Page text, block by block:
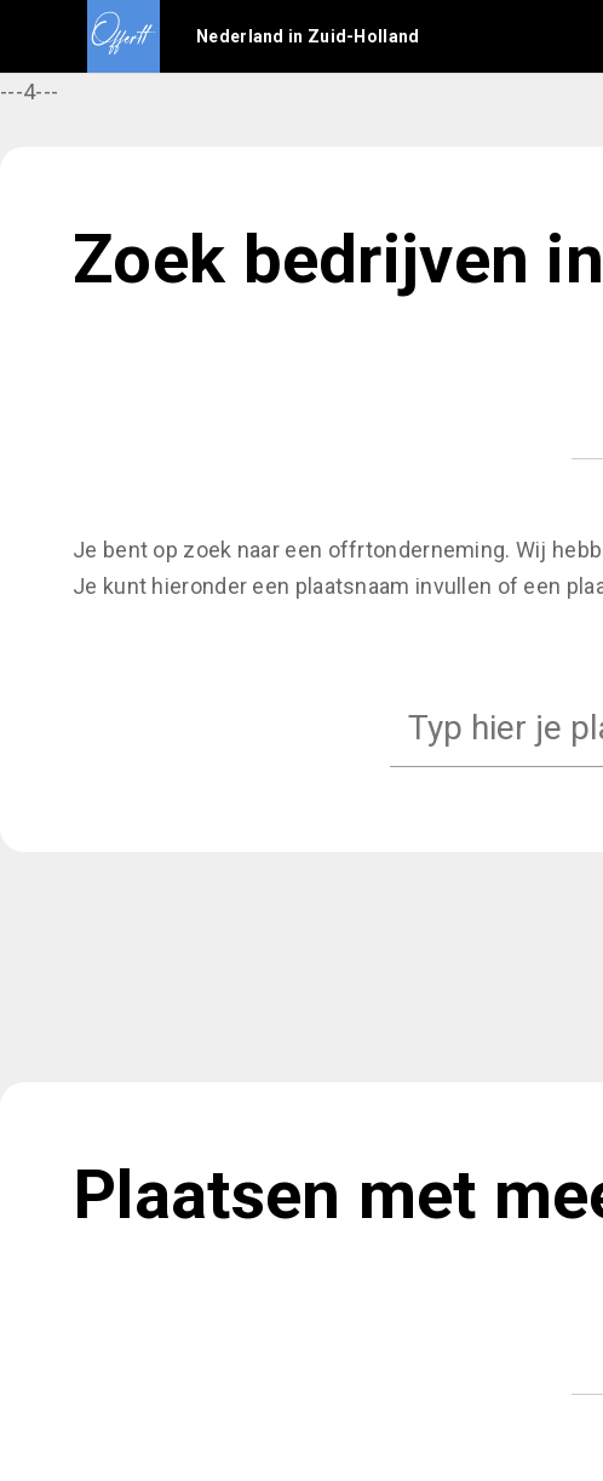
Nederland in Zuid-Holland
---4---
Zoek bedrijven
Je bent op zoek naar een offrtonderneming. Wij
Je kunt hieronder een plaatsnaam invullen of een
Plaatsen met